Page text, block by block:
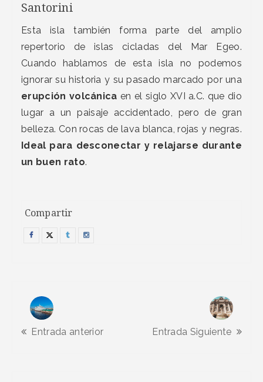
Santorini
Esta isla también forma parte del amplio
repertorio de islas cicladas del Mar Egeo.
Cuando hablamos de esta isla no podemos
ignorar su historia y su pasado marcado por una
erupción volcánica en el siglo XVI a.C. que dio
lugar a un paisaje accidentado, pero de gran
belleza. Con rocas de lava blanca, rojas y negras.
Ideal para desconectar y relajarse durante
un buen rato.
Compartir
Entrada anterior Entrada Siguiente